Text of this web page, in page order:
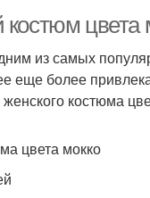
цвета
из самых
еще более
костюма
цвета мокко